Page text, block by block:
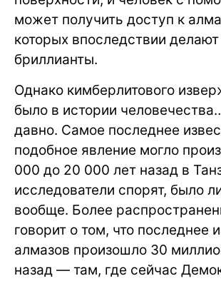
может получить доступ к
которых впоследствии делают
бриллианты.
Однако кимберлитового
было в истории
давно. Самое последнее
подобное явление могло
000 до 20 000 лет назад в
исследователи спорят, было
вообще. Более
говорит о том, что последнее
алмазов произошло 30
назад — там, где сейчас